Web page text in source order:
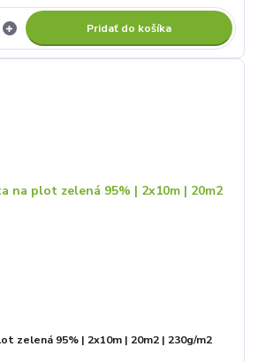
Pridať do košíka
zelená 95% | 2x10m | 20m2 | 230g/m2